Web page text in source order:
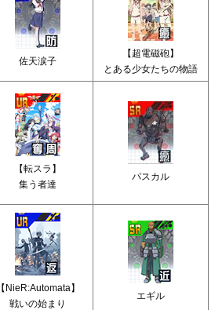
佐天涙子
【超電磁砲】
とある少女たちの物語
【転スラ】
集う者達
パスカル
【NieR:Automata】
戦いの始まり
エギル